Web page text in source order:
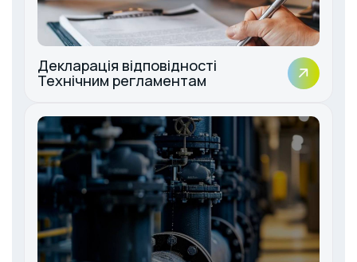
Декларація відповідності
Технічним регламентам